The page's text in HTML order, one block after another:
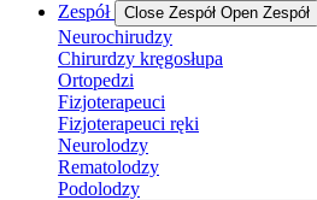
Zespół
Close Zespół Open Zespół
Neurochirudzy
Chirurdzy kręgosłupa
Ortopedzi
Fizjoterapeuci
Fizjoterapeuci ręki
Neurolodzy
Rematolodzy
Podolodzy